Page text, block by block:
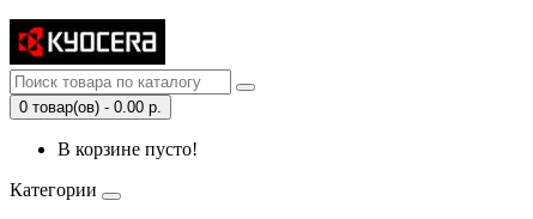
0 товар(ов) - 0.00 р.
В корзине пусто!
Категории